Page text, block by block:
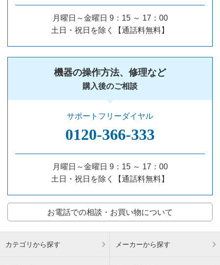
月曜日～金曜日 9：15 ～ 17：00
土日・祝日を除く【通話料無料】
機器の操作方法、修理など
購入後のご相談
サポートフリーダイヤル
0120‐366‐333
月曜日～金曜日 9：15 ～ 17：00
土日・祝日を除く【通話料無料】
お電話での相談・お買い物について
カテゴリから探す メーカーから探す